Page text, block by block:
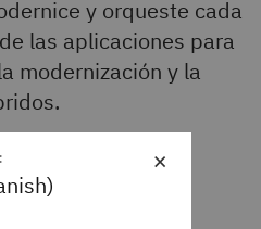
y orqueste cada
las aplicaciones para
modernización y la
×